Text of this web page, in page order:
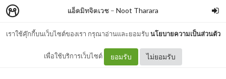
เราใช้คุ๊กกี้บนเว็บไซต์ของเรา กรุณาอ่านและยอมรับนโยบายความเป็นส่วนตัว
เพื่อใช้บริการเว็บไซต์ ยอมรับ ไม่ยอมรับ
แอ็ดมิทจิตเวช – Noot Tharara
แอ็ดมิทจิตเวชครั้งแรก